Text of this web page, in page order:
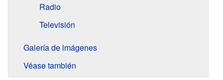
Radio
Televisión
Galería de imágenes
Véase también